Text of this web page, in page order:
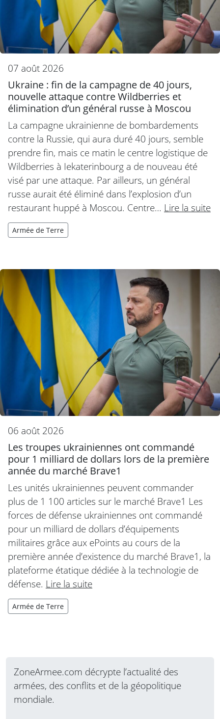
07 août 2026
Ukraine : fin de la campagne de 40 jours,
nouvelle attaque contre Wildberries et
élimination d’un général russe à Moscou
La campagne ukrainienne de bombardements
contre la Russie, qui aura duré 40 jours, semble
prendre fin, mais ce matin le centre logistique de
Wildberries à Iekaterinbourg a de nouveau été
visé par une attaque. Par ailleurs, un général
russe aurait été éliminé dans l’explosion d’un
restaurant huppé à Moscou. Centre… Lire la suite
Armée de Terre
06 août 2026
Les troupes ukrainiennes ont commandé
pour 1 milliard de dollars lors de la première
année du marché Brave1
Les unités ukrainiennes peuvent commander
plus de 1 100 articles sur le marché Brave1 Les
forces de défense ukrainiennes ont commandé
pour un milliard de dollars d’équipements
militaires grâce aux ePoints au cours de la
première année d’existence du marché Brave1, la
plateforme étatique dédiée à la technologie de
défense. Lire la suite
Armée de Terre
ZoneArmee.com décrypte l’actualité des
armées, des conflits et de la géopolitique
mondiale.